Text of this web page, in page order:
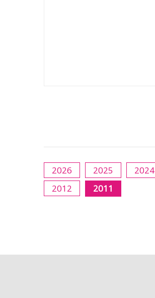
2026 2025 2024
2012
2011